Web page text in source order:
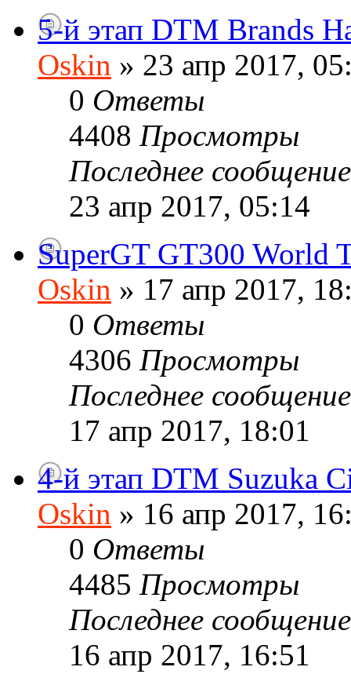
5-й этап DTM Brands
Oskin » 23 апр 2017,
0 Ответы
4408 Просмотры
Последнее
23 апр 2017, 05:14
SuperGT GT300 World
Oskin » 17 апр 2017,
0 Ответы
4306 Просмотры
Последнее
17 апр 2017, 18:01
4-й этап DTM Suzuka
Oskin » 16 апр 2017,
0 Ответы
4485 Просмотры
Последнее
16 апр 2017, 16:51